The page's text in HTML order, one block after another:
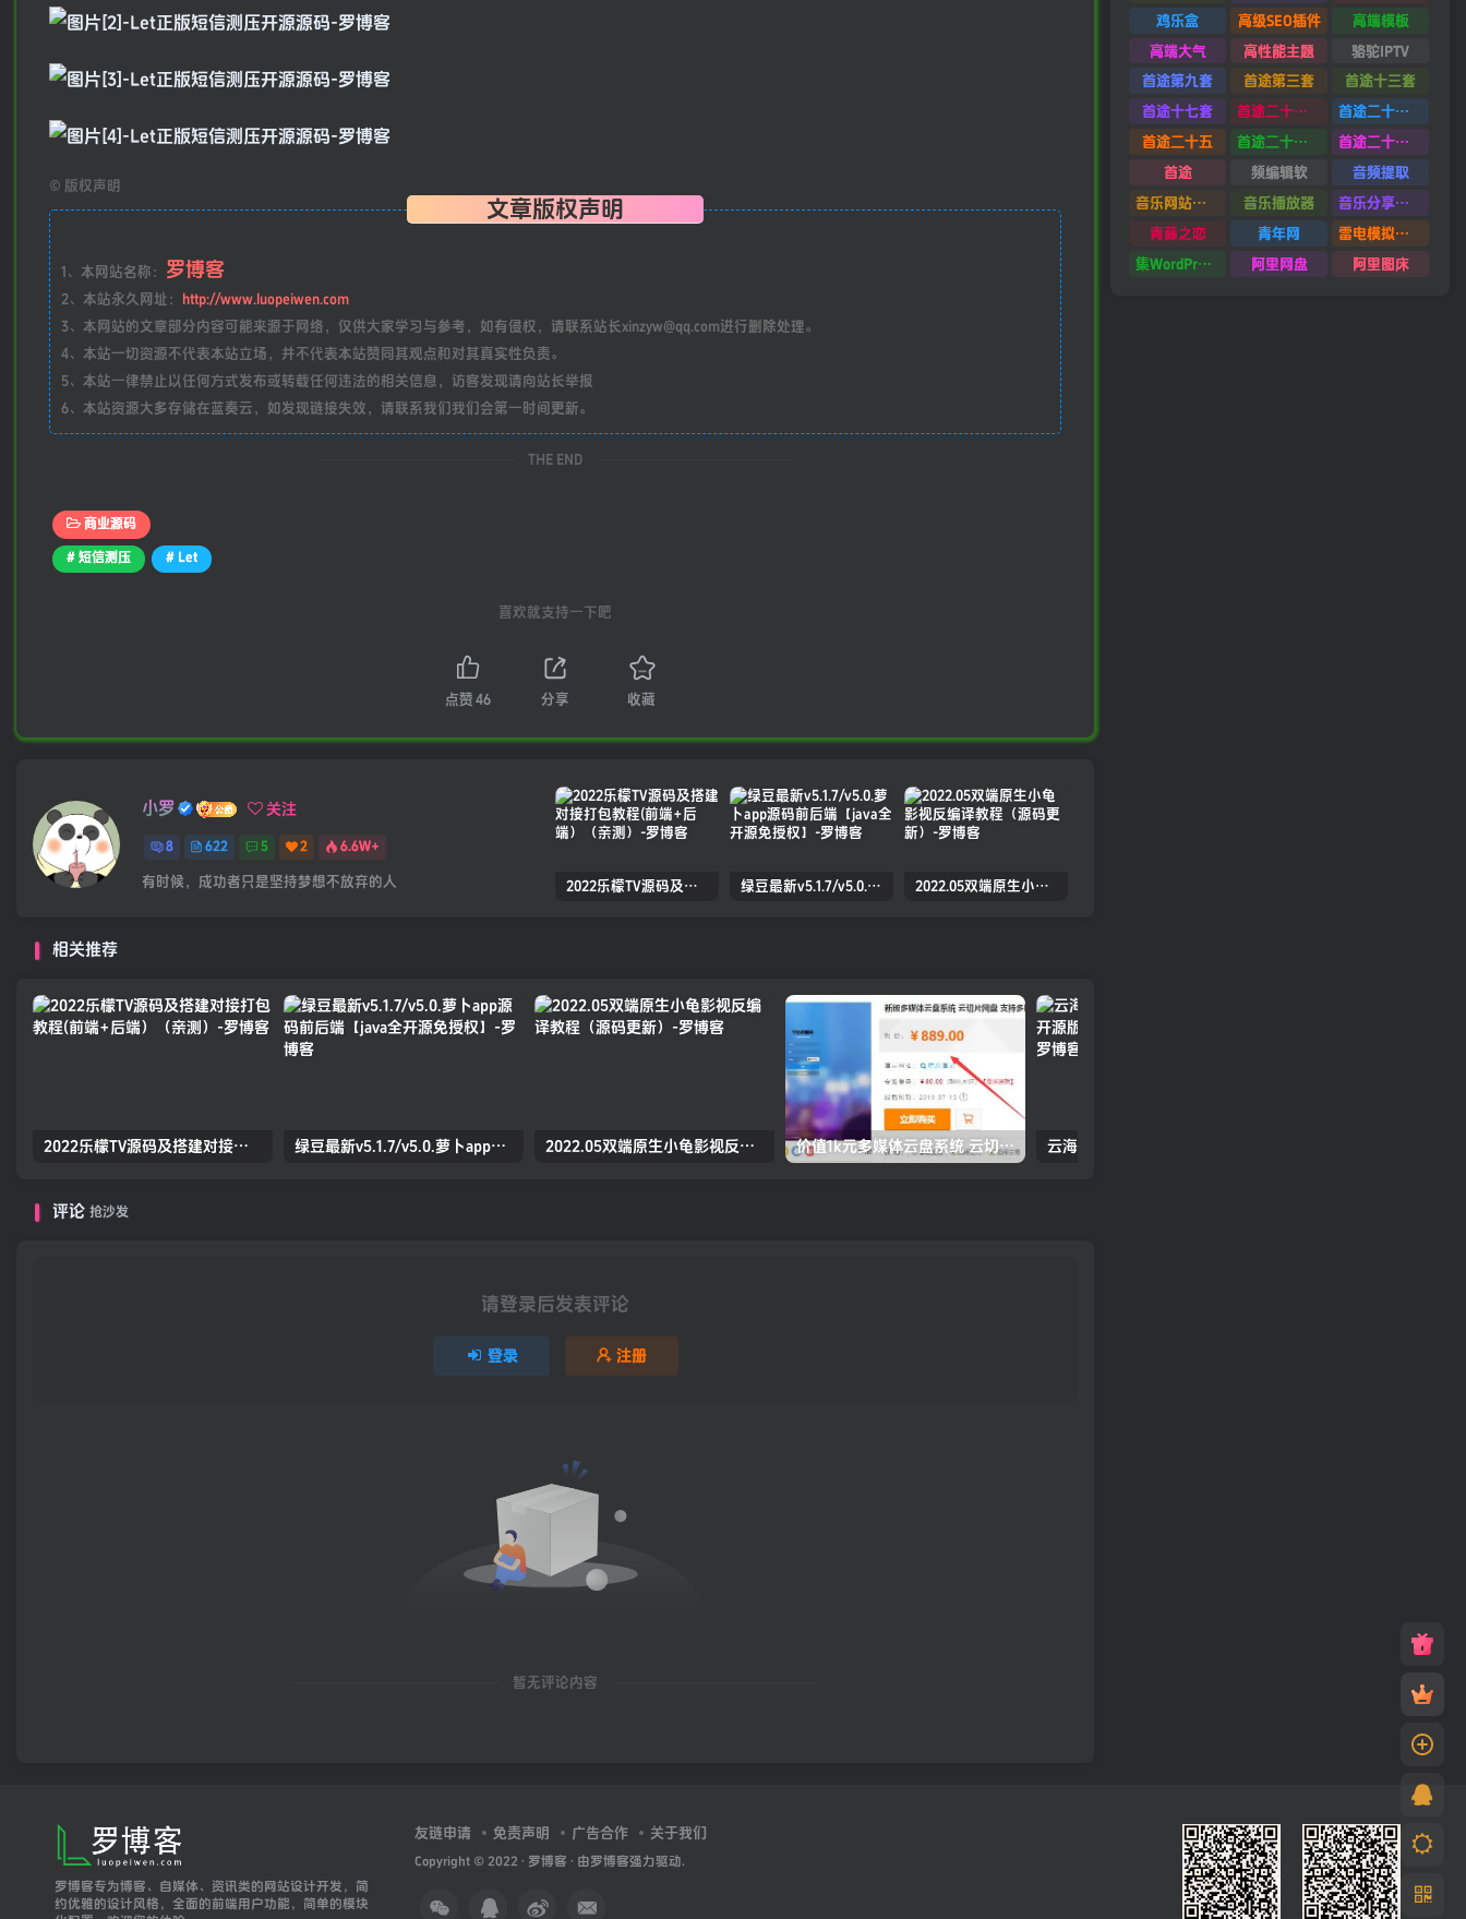
© 版权声明
文章版权声明
1、本网站名称： 罗博客
2、本站永久网址：
http://www.luopeiwen.com
3、本网站的文章部分内容可能来源于网络，仅供大家学习与参考，如有侵权，请联系站长xinzyw@qq.com进行删除处理。
4、本站一切资源不代表本站立场，并不代表本站赞同其观点和对其真实性负责。
5、本站一律禁止以任何方式发布或转载任何违法的相关信息，访客发现请向站长举报
6、本站资源大多存储在蓝奏云，如发现链接失效，请联系我们我们会第一时间更新。
THE END
商业源码
# 短信测压 # Let
喜欢就支持一下吧
点赞 46 分享 收藏
小罗 关注
8 622 5 2 6.6W+
有时候，成功者只是坚持梦想不放弃的人 2022乐檬TV源码及搭建对接打包教程(前端+后端）（亲测） 绿豆最新v5.1.7/v5.0.萝卜app源码前后端【java全开源免授权】 2022.05双端原生小龟影视反编译教程（源码更新）
相关推荐
2022乐檬TV源码及搭建对接打包教程(前端+后端）（亲测） 绿豆最新v5.1.7/v5.0.萝卜app源码前后端【java全开源免授权】 2022.05双端原生小龟影视反编译教程（源码更新） 价值1k元多媒体云盘系统 云切片网盘 支持多服务器切片
评论 抢沙发
请登录后发表评论
登录 注册
暂无评论内容
鸡乐盒
高级SEO插件
高端模板
高端大气
高性能主题
骆驼IPTV
首途第九套
首途第三套
首途十三套
首途十七套
首途二十四套
首途二十六套
首途二十五
首途二十二套
首途二十一套
首途
频编辑软
音频提取
音乐网站源码
音乐播放器
音乐分享平台源码
青藤之恋
青年网
雷电模拟器9.0
集WordPress集插件
阿里网盘 阿里图床
罗博客专为博客、自媒体、资讯类的网站设计开发，简
约优雅的设计风格，全面的前端用户功能，简单的模块
友链申请 免责声明 广告合作 关于我们
Copyright © 2022 · 罗博客 · 由罗博客强力驱动.